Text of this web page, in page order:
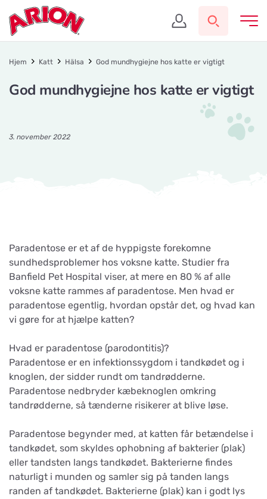
Hjem Katt Hälsa God mundhygiejne hos katte er vigtigt
God mundhygiejne hos katte er vigtigt
3. november 2022
Paradentose er et af de hyppigste forekomne
sundhedsproblemer hos voksne katte. Studier fra
Banfield Pet Hospital viser, at mere en 80 % af alle
voksne katte rammes af paradentose. Men hvad er
paradentose egentlig, hvordan opstår det, og hvad kan
vi gøre for at hjælpe katten?
Hvad er paradentose (parodontitis)?
Paradentose er en infektionssygdom i tandkødet og i
knoglen, der sidder rundt om tandrødderne.
Paradentose nedbryder kæbeknoglen omkring
tandrødderne, så tænderne risikerer at blive løse.
Paradentose begynder med, at katten får betændelse i
tandkødet, som skyldes ophobning af bakterier (plak)
eller tandsten langs tandkødet. Bakterierne findes
naturligt i munden og samler sig på tanden langs
randen af tandkødet. Bakterierne (plak) kan i godt lys